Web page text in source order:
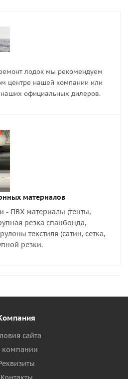
лодок мы рекомендуем
центре нашей компании или
официальных дилеров.
материалов
- ПВХ материалы (тенты,
резка спанбонда,
текстиля (сатин, сетка,
резки.
сайта
компании